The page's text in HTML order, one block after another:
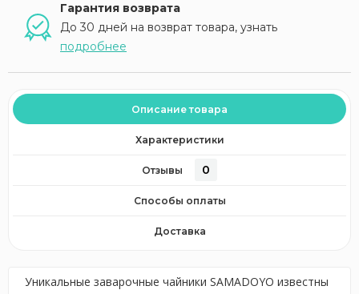
Гарантия возврата
До 30 дней на возврат товара, узнать
подробнее
Описание товара
Характеристики
Отзывы 0
Способы оплаты
Доставка
Уникальные заварочные чайники SAMADOYO известны